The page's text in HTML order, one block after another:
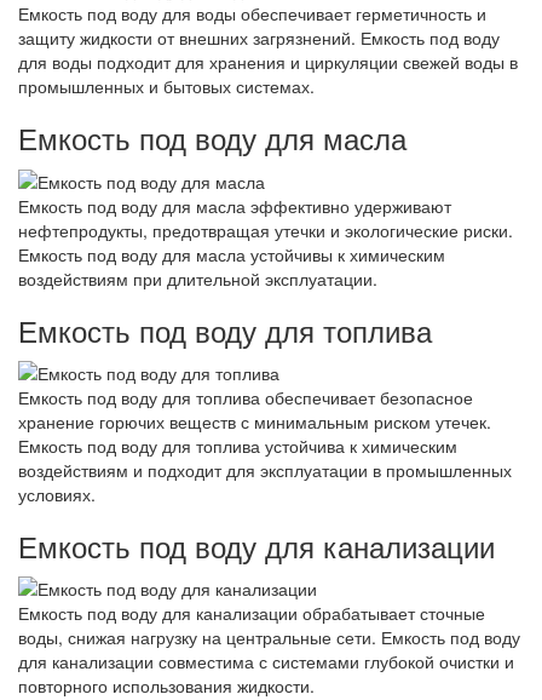
Емкость под воду для воды обеспечивает герметичность и
защиту жидкости от внешних загрязнений. Емкость под воду
для воды подходит для хранения и циркуляции свежей воды в
промышленных и бытовых системах.
Емкость под воду для масла
Емкость под воду для масла эффективно удерживают
нефтепродукты, предотвращая утечки и экологические риски.
Емкость под воду для масла устойчивы к химическим
воздействиям при длительной эксплуатации.
Емкость под воду для топлива
Емкость под воду для топлива обеспечивает безопасное
хранение горючих веществ с минимальным риском утечек.
Емкость под воду для топлива устойчива к химическим
воздействиям и подходит для эксплуатации в промышленных
условиях.
Емкость под воду для канализации
Емкость под воду для канализации обрабатывает сточные
воды, снижая нагрузку на центральные сети. Емкость под воду
для канализации совместима с системами глубокой очистки и
повторного использования жидкости.